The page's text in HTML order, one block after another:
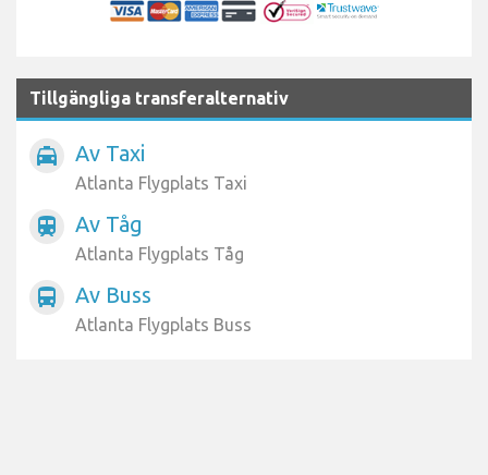
Tillgängliga transferalternativ
local_taxi Av Taxi
Atlanta Flygplats Taxi
train Av Tåg
Atlanta Flygplats Tåg
directions_bus Av Buss
Atlanta Flygplats Buss